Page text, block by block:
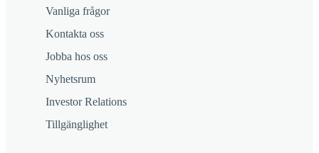
Vanliga frågor
Kontakta oss
Jobba hos oss
Nyhetsrum
Investor Relations
Tillgänglighet